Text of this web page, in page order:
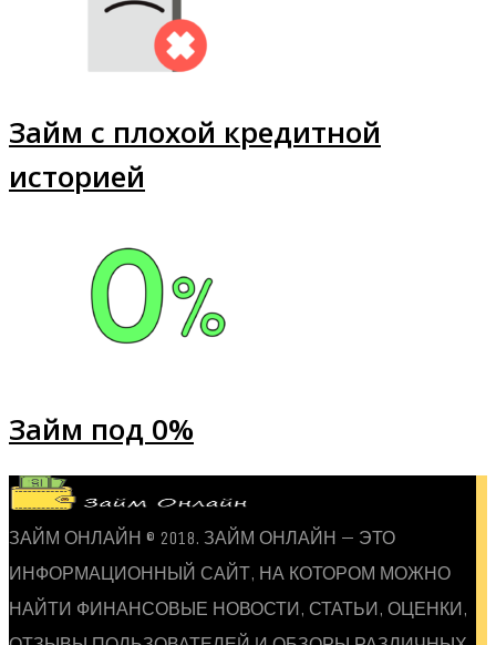
Займ с плохой кредитной
историей
Займ под 0%
ЗАЙМ ОНЛАЙН © 2018. ЗАЙМ ОНЛАЙН — ЭТО
ИНФОРМАЦИОННЫЙ САЙТ, НА КОТОРОМ МОЖНО
НАЙТИ ФИНАНСОВЫЕ НОВОСТИ, СТАТЬИ, ОЦЕНКИ,